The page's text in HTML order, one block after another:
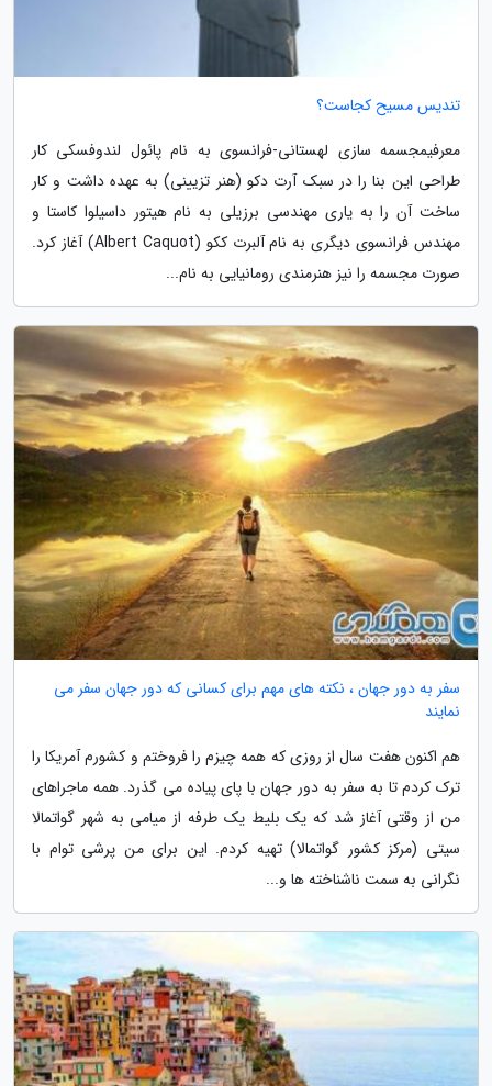
تندیس مسیح کجاست؟
معرفیمجسمه سازی لهستانی-فرانسوی به نام پائول لندوفسکی کار
طراحی این بنا را در سبک آرت دکو (هنر تزیینی) به عهده داشت و کار
ساخت آن را به یاری مهندسی برزیلی به نام هیتور داسیلوا کاستا و
مهندس فرانسوی دیگری به نام آلبرت ککو (Albert Caquot) آغاز کرد.
صورت مجسمه را نیز هنرمندی رومانیایی به نام...
سفر به دور جهان ، نکته های مهم برای کسانی که دور جهان سفر می
نمایند
هم اکنون هفت سال از روزی که همه چیزم را فروختم و کشورم آمریکا را
ترک کردم تا به سفر به دور جهان با پای پیاده می گذرد. همه ماجراهای
من از وقتی آغاز شد که یک بلیط یک طرفه از میامی به شهر گواتمالا
سیتی (مرکز کشور گواتمالا) تهیه کردم. این برای من پرشی توام با
نگرانی به سمت ناشناخته ها و...